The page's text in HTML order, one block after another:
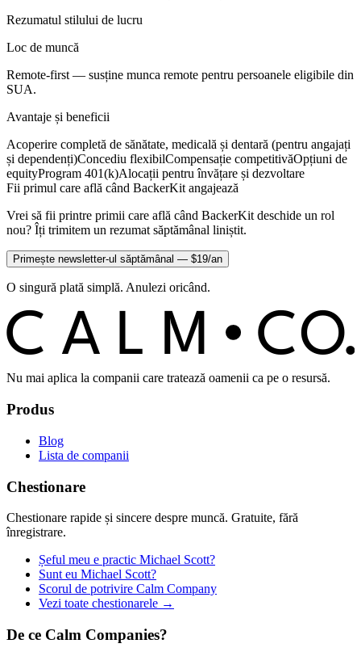
Rezumatul stilului de lucru
Loc de muncă
Remote-first — susține munca remote pentru persoanele eligibile din
SUA.
Avantaje și beneficii
Acoperire completă de sănătate, medicală și dentară (pentru angajați
și dependenți)Concediu flexibilCompensație competitivăOpțiuni de
equityProgram 401(k)Alocații pentru învățare și dezvoltare
Fii primul care află când BackerKit angajează
Vrei să fii printre primii care află când BackerKit deschide un rol
nou? Îți trimitem un rezumat săptămânal liniștit.
Primește newsletter-ul săptămânal — $19/an
O singură plată simplă. Anulezi oricând.
C ALM C O.
Nu mai aplica la companii care tratează oamenii ca pe o resursă.
Produs
Blog
Lista de companii
Chestionare
Chestionare rapide și sincere despre muncă. Gratuite, fără
înregistrare.
Șeful meu e practic Michael Scott?
Sunt eu Michael Scott?
Scorul de potrivire Calm Company
Vezi toate chestionarele →
De ce Calm Companies?